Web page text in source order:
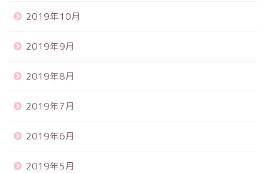
2019年10月
2019年9月
2019年8月
2019年7月
2019年6月
2019年5月